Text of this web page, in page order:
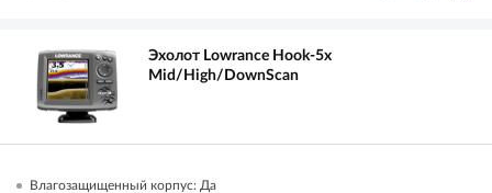
Эхолот Lowrance Hook-5x
Mid/High/DownScan
Влагозащищенный корпус: Да